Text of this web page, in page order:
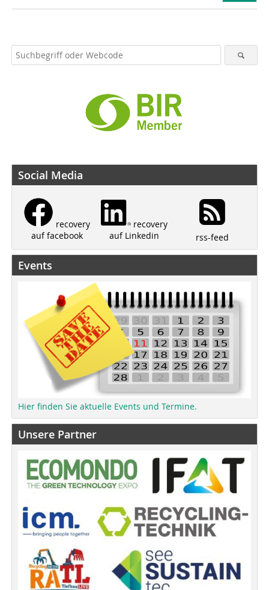
Social Media
recovery
auf facebook
recovery
auf Linkedin
rss-feed
Events
Hier finden Sie aktuelle Events und Termine.
Unsere Partner